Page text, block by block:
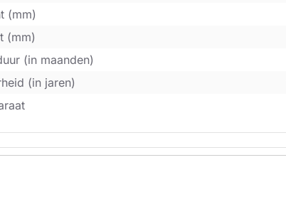
(mm)
(mm)
(in maanden)
(in jaren)